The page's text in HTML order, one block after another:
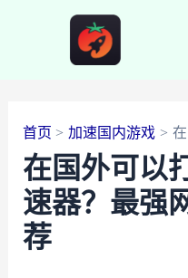
首页 加速国内游戏
在国外可以
速器？最强
荐